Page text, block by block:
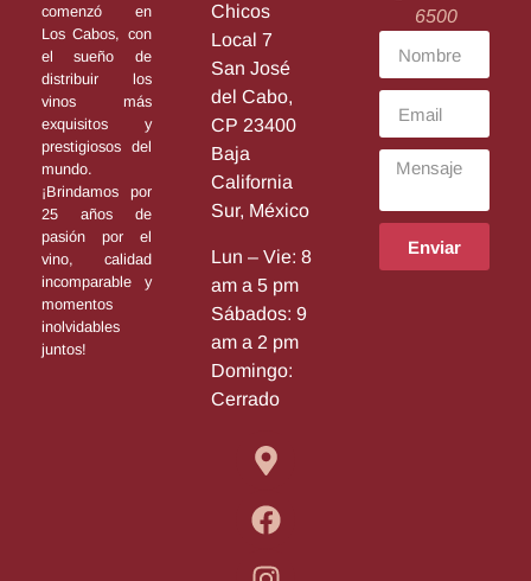
comenzó en
Los Cabos, con
el sueño de
distribuir los
vinos más
exquisitos y
prestigiosos del
mundo.
¡Brindamos por
25 años de
pasión por el
vino, calidad
incomparable y
momentos
inolvidables
juntos!
Chicos
Local 7
San José
del Cabo,
CP 23400
Baja
California
Sur, México
Lun – Vie: 8
am a 5 pm
Sábados: 9
am a 2 pm
Domingo:
Cerrado
6500
Enviar